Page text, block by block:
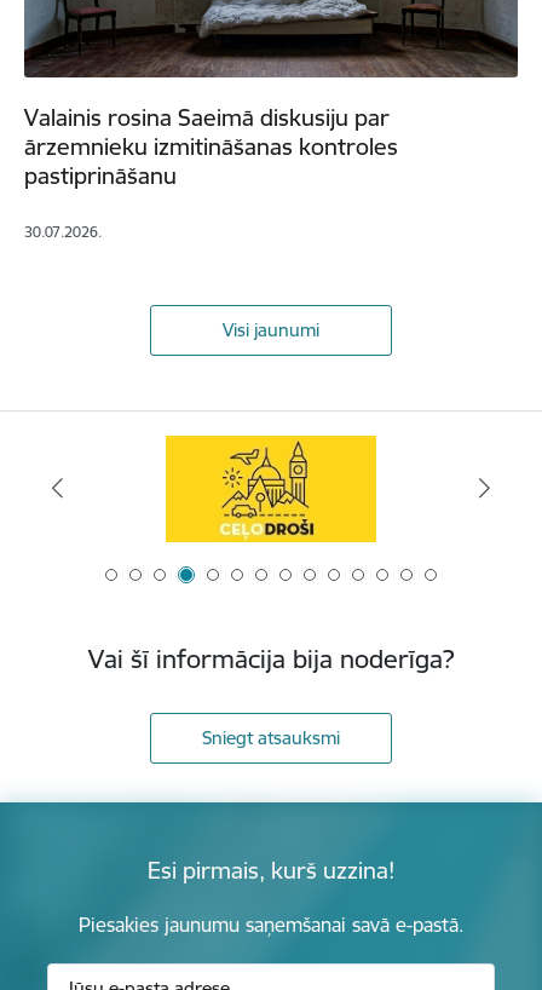
Valainis rosina Saeimā diskusiju par
ārzemnieku izmitināšanas kontroles
pastiprināšanu
30.07.2026.
Visi jaunumi
Vai šī informācija bija noderīga?
Sniegt atsauksmi
Esi pirmais, kurš uzzina!
Piesakies jaunumu saņemšanai savā e-pastā.